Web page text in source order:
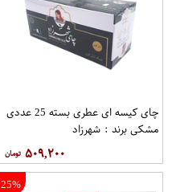
چای کیسه ای عطری بسته 25 عددی
مشکی برند : شهرزاد
۵۰۹,۲۰۰
25%